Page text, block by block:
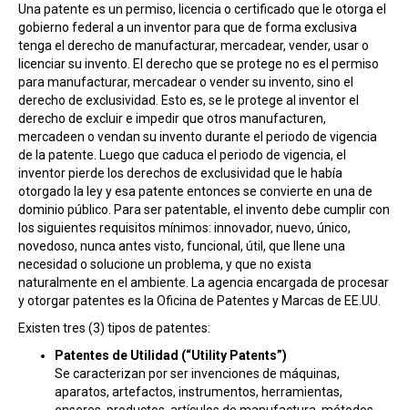
Una patente es un permiso, licencia o certificado que le otorga el
gobierno federal a un inventor para que de forma exclusiva
tenga el derecho de manufacturar, mercadear, vender, usar o
licenciar su invento. El derecho que se protege no es el permiso
para manufacturar, mercadear o vender su invento, sino el
derecho de exclusividad. Esto es, se le protege al inventor el
derecho de excluir e impedir que otros manufacturen,
mercadeen o vendan su invento durante el periodo de vigencia
de la patente. Luego que caduca el periodo de vigencia, el
inventor pierde los derechos de exclusividad que le había
otorgado la ley y esa patente entonces se convierte en una de
dominio público. Para ser patentable, el invento debe cumplir con
los siguientes requisitos mínimos: innovador, nuevo, único,
novedoso, nunca antes visto, funcional, útil, que llene una
necesidad o solucione un problema, y que no exista
naturalmente en el ambiente. La agencia encargada de procesar
y otorgar patentes es la Oficina de Patentes y Marcas de EE.UU.
Existen tres (3) tipos de patentes:
Patentes de Utilidad (“Utility Patents”)
Se caracterizan por ser invenciones de máquinas,
aparatos, artefactos, instrumentos, herramientas,